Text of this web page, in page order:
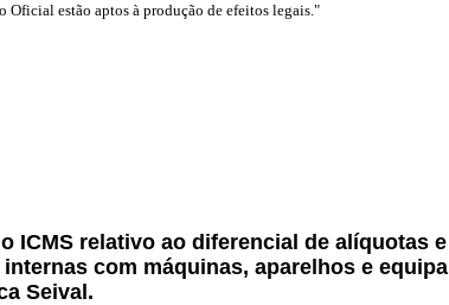
Oficial estão aptos à produção de efeitos legais."
relativo ao diferencial de alíquotas
com máquinas, aparelhos e
Seival.